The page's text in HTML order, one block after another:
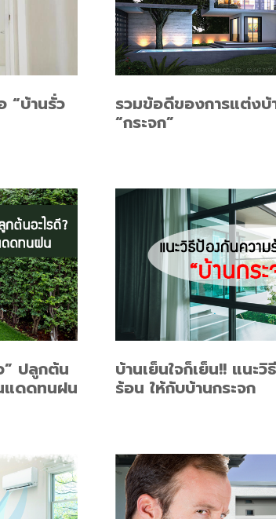
“บ้านรั่ว
รวมข้อดีของการแต่งบ้
“กระจก”
” ปลูกต้น
แดดทนฝน
บ้านเย็นใจก็เย็น!! แนะ
ร้อน ให้กับบ้านกระจก